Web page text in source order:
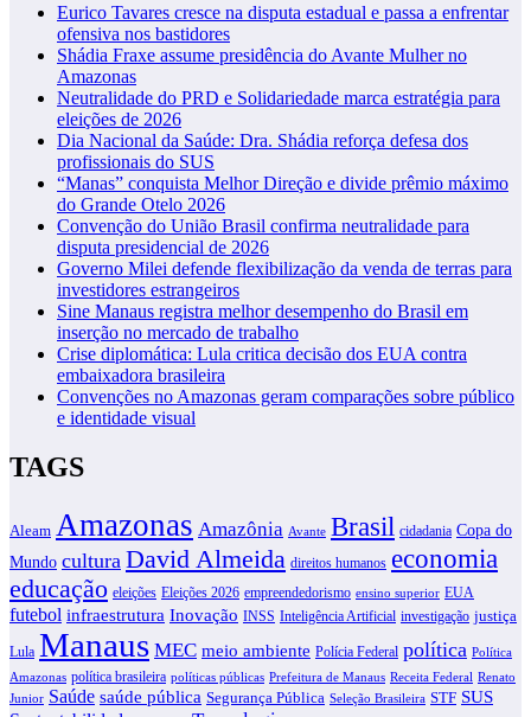
Eurico Tavares cresce na disputa estadual e passa a enfrentar
ofensiva nos bastidores
Shádia Fraxe assume presidência do Avante Mulher no
Amazonas
Neutralidade do PRD e Solidariedade marca estratégia para
eleições de 2026
Dia Nacional da Saúde: Dra. Shádia reforça defesa dos
profissionais do SUS
“Manas” conquista Melhor Direção e divide prêmio máximo
do Grande Otelo 2026
Convenção do União Brasil confirma neutralidade para
disputa presidencial de 2026
Governo Milei defende flexibilização da venda de terras para
investidores estrangeiros
Sine Manaus registra melhor desempenho do Brasil em
inserção no mercado de trabalho
Crise diplomática: Lula critica decisão dos EUA contra
embaixadora brasileira
Convenções no Amazonas geram comparações sobre público
e identidade visual
TAGS
Aleam Amazonas Amazônia Avante Brasil cidadania Copa do
Mundo cultura David Almeida direitos humanos economia
educação eleições Eleições 2026 empreendedorismo ensino superior EUA
futebol infraestrutura Inovação INSS Inteligência Artificial investigação justiça
Lula Manaus MEC meio ambiente Polícia Federal política Política
Amazonas política brasileira políticas públicas Prefeitura de Manaus Receita Federal Renato
Junior Saúde saúde pública Segurança Pública Seleção Brasileira STF SUS